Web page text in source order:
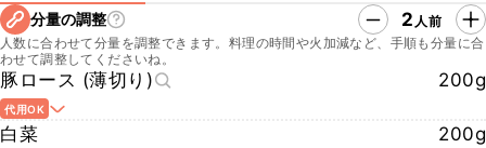
分量の調整 2 人前
人数に合わせて分量を調整できます。料理の時間や火加減など、手順も分量に合
わせて調整してくださいね。
豚ロース (薄切り) 200g
代用OK
白菜
200g